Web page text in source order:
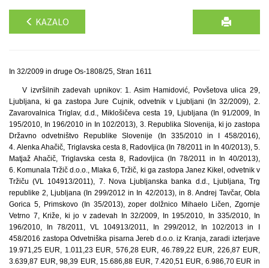
KAZALO
In 32/2009 in druge Os-1808/25, Stran 1611
V izvršilnih zadevah upnikov: 1. Asim Hamidović, Povšetova ulica 29,
Ljubljana, ki ga zastopa Jure Cujnik, odvetnik v Ljubljani (In 32/2009), 2.
Zavarovalnica Triglav, d.d., Miklošičeva cesta 19, Ljubljana (In 91/2009, In
195/2010, In 196/2010 in In 102/2013), 3. Republika Slovenija, ki jo zastopa
Državno odvetništvo Republike Slovenije (In 335/2010 in I 458/2016),
4. Alenka Ahačič, Triglavska cesta 8, Radovljica (In 78/2011 in In 40/2013), 5.
Matjaž Ahačič, Triglavska cesta 8, Radovljica (In 78/2011 in In 40/2013),
6. Komunala Tržič d.o.o., Mlaka 6, Tržič, ki ga zastopa Janez Kikel, odvetnik v
Tržiču (VL 104913/2011), 7. Nova Ljubljanska banka d.d., Ljubljana, Trg
republike 2, Ljubljana (In 299/2012 in In 42/2013), in 8. Andrej Tavčar, Obla
Gorica 5, Primskovo (In 35/2013), zoper dolžnico Mihaelo Ličen, Zgornje
Vetrno 7, Križe, ki jo v zadevah In 32/2009, In 195/2010, In 335/2010, In
196/2010, In 78/2011, VL 104913/2011, In 299/2012, In 102/2013 in I
458/2016 zastopa Odvetniška pisarna Jereb d.o.o. iz Kranja, zaradi izterjave
19.971,25 EUR, 1.011,23 EUR, 576,28 EUR, 46.789,22 EUR, 226,87 EUR,
3.639,87 EUR, 98,39 EUR, 15.686,88 EUR, 7.420,51 EUR, 6.986,70 EUR in